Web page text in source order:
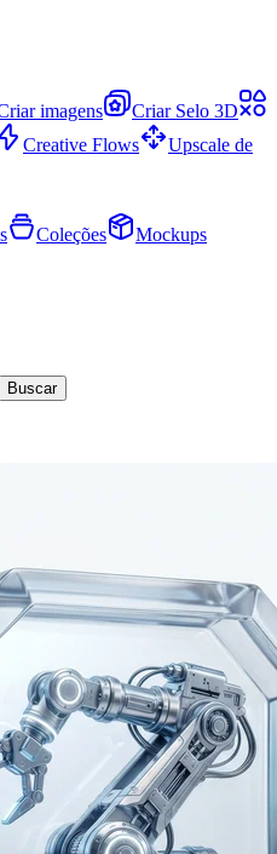
imagens
Criar Selo 3D
Creative Flows
Upscale de
Coleções Mockups
Buscar